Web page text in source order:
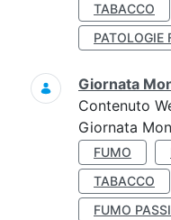
TABACCO
PATOLOGIE
Giornata
Contenuto
Giornata
FUMO
TABACCO
FUMO